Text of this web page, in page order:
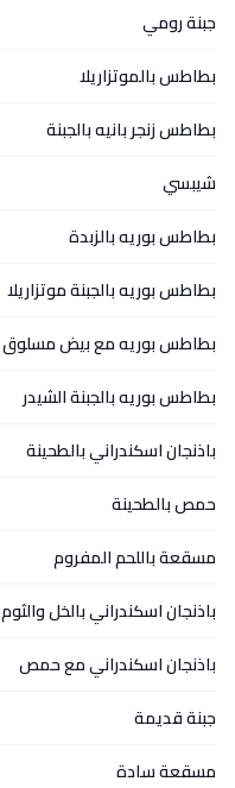
جبنة رومي
بطاطس بالموتزاريلا
بطاطس زنجر بانيه بالجبنة
شيبسي
بطاطس بوريه بالزبدة
بطاطس بوريه بالجبنة موتزاريلا
بطاطس بوريه مع بيض مسلوق
بطاطس بوريه بالجبنة الشيدر
باذنجان اسكندراني بالطحينة
حمص بالطحينة
مسقعة باللحم المفروم
باذنجان اسكندراني بالخل والثوم
باذنجان اسكندراني مع حمص
جبنة قديمة
مسقعة سادة